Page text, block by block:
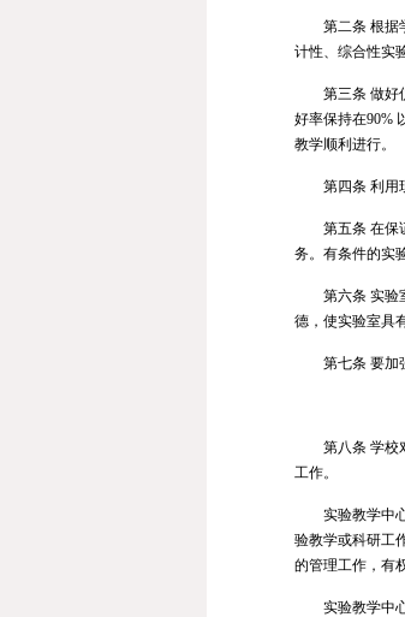
第二条 根据
计性、综合性实
第三条 做好
好率保持在90%
教学顺利进行。
第四条 利用
第五条 在保
务。有条件的实
第六条 实验
德，使实验室具
第七条 要加
第八条 学校
工作。
实验教学中
验教学或科研工
的管理工作，有
实验教学中